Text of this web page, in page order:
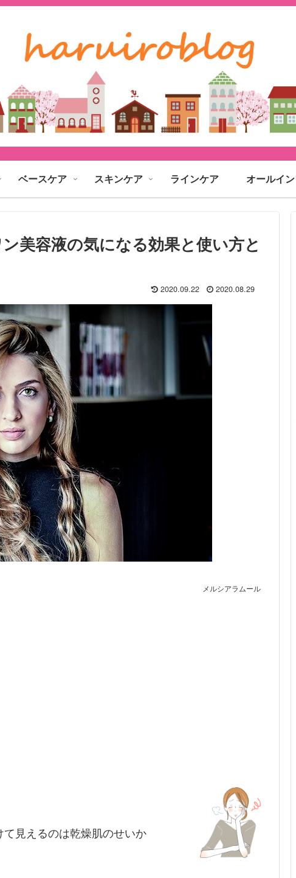
ベースケア スキンケア ラインケア オールイ
美容液の気になる効果と使い方と
2020.09.22 2020.08.29
メルシアラムール
見えるのは乾燥肌のせいか